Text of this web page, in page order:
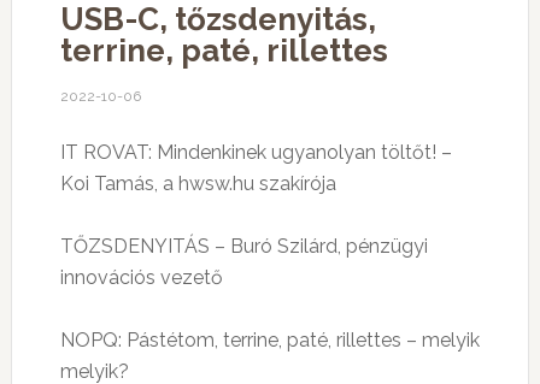
USB-C, tőzsdenyitás,
terrine, paté, rillettes
2022-10-06
IT ROVAT: Mindenkinek ugyanolyan töltőt! –
Koi Tamás, a hwsw.hu szakírója
TŐZSDENYITÁS – Buró Szilárd, pénzügyi
innovációs vezető
NOPQ: Pástétom, terrine, paté, rillettes – melyik
melyik?